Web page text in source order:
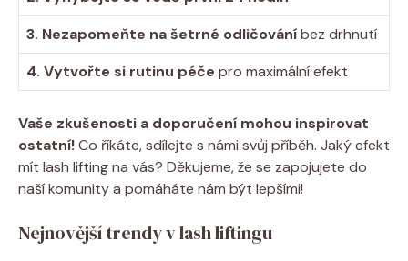
3. Nezapomeňte na šetrné odličováníbez drhnutí
4. Vytvořte si rutinu péče pro maximální efekt
Vaše zkušenosti a doporučení mohou inspirovat
ostatní!Co říkáte, sdílejte s námi svůj příběh. Jaký efekt
mít lash lifting na vás? Děkujeme, že se zapojujete do
naší komunity a pomáháte nám být lepšími!
Nejnovější trendy v lash liftingu